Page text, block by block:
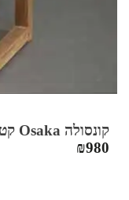
קונסולה Osaka קטנה
₪980